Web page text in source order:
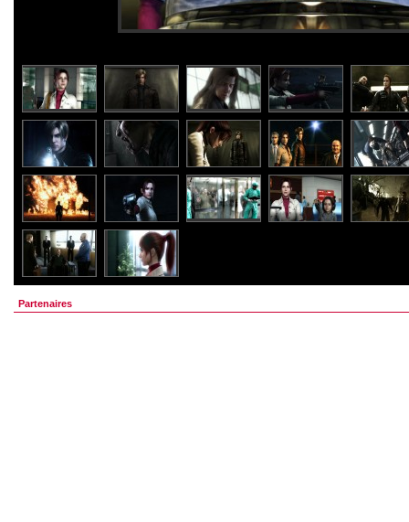
Partenaires